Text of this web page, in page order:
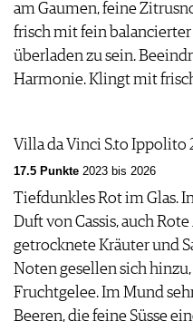
am Gaumen, feine
frisch mit fein
überladen zu sein.
Harmonie. Klingt mit
Villa da Vinci S.to Ippolito
17.5 Punkte 2023 bis 2026
Tiefdunkles Rot im Glas.
Duft von Cassis, auch
getrocknete Kräuter und
Noten gesellen sich
Fruchtgelee. Im Mund
Beeren, die feine Süsse